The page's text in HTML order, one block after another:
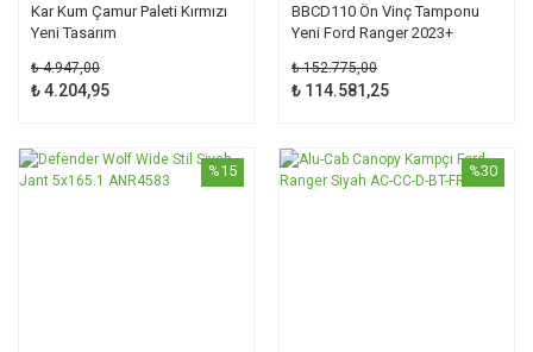
Kar Kum Çamur Paleti Kırmızı
Yeni Tasarım
₺ 4.947,00
₺ 4.204,95
BBCD110 Ön Vinç Tamponu
Yeni Ford Ranger 2023+
₺ 152.775,00
₺ 114.581,25
%15 %30